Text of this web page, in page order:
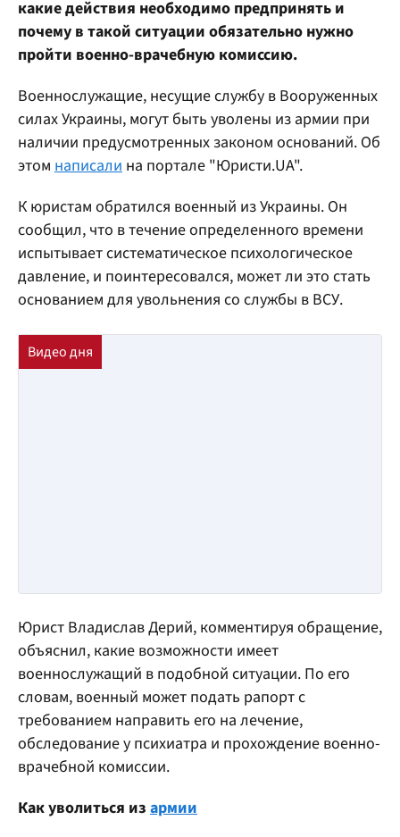
какие действия необходимо предпринять и
почему в такой ситуации обязательно нужно
пройти военно-врачебную комиссию.
Военнослужащие, несущие службу в Вооруженных
силах Украины, могут быть уволены из армии при
наличии предусмотренных законом оснований. Об
этом написали на портале "Юристи.UA".
К юристам обратился военный из Украины. Он
сообщил, что в течение определенного времени
испытывает систематическое психологическое
давление, и поинтересовался, может ли это стать
основанием для увольнения со службы в ВСУ.
Юрист Владислав Дерий, комментируя обращение,
объяснил, какие возможности имеет
военнослужащий в подобной ситуации. По его
словам, военный может подать рапорт с
требованием направить его на лечение,
обследование у психиатра и прохождение военно-
врачебной комиссии.
Как уволиться из армии